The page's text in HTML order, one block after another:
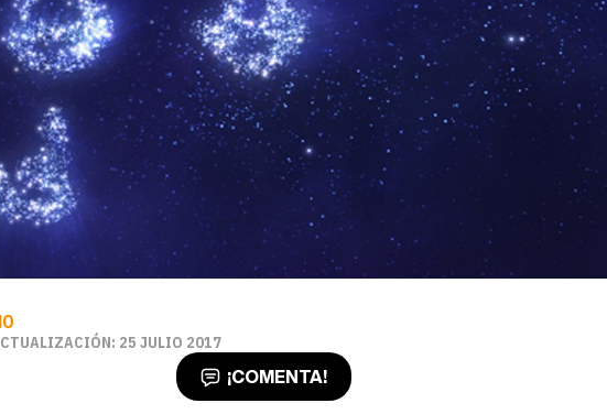
25 JULIO 2017
¡COMENTA!